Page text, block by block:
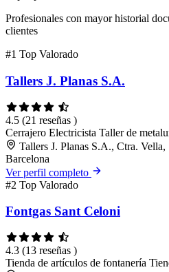
Profesionales con mayor historial
clientes
#1 Top Valorado
Tallers J. Planas S.A.
4.5 (21 reseñas )
Cerrajero Electricista Taller de
Tallers J. Planas S.A., Ctra.
Barcelona
Ver perfil completo
#2 Top Valorado
Fontgas Sant Celoni
4.3 (13 reseñas )
Tienda de artículos de fontanería